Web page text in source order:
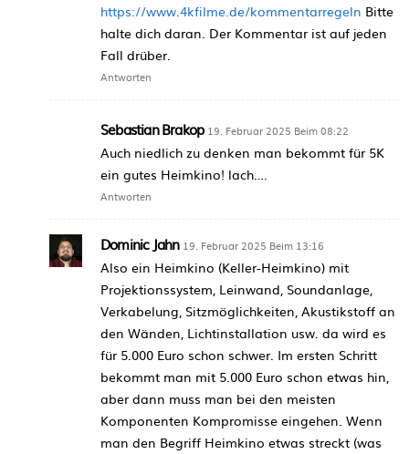
https://www.4kfilme.de/kommentarregeln Bitte
halte dich daran. Der Kommentar ist auf jeden
Fall drüber.
Antworten
Sebastian Brakop 19. Februar 2025 Beim 08:22
Auch niedlich zu denken man bekommt für 5K
ein gutes Heimkino! lach….
Antworten
Dominic Jahn 19. Februar 2025 Beim 13:16
Also ein Heimkino (Keller-Heimkino) mit
Projektionssystem, Leinwand, Soundanlage,
Verkabelung, Sitzmöglichkeiten, Akustikstoff an
den Wänden, Lichtinstallation usw. da wird es
für 5.000 Euro schon schwer. Im ersten Schritt
bekommt man mit 5.000 Euro schon etwas hin,
aber dann muss man bei den meisten
Komponenten Kompromisse eingehen. Wenn
man den Begriff Heimkino etwas streckt (was